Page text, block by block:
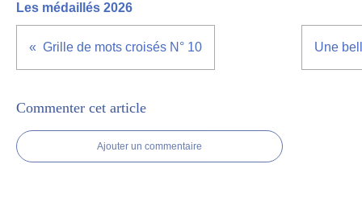
Les médaillés 2026
Grille de mots croisés N° 10 Une
Commenter cet article
Ajouter un commentaire